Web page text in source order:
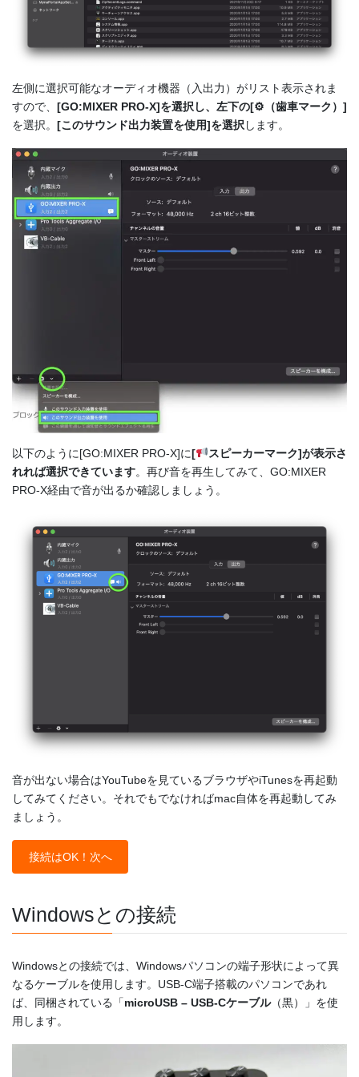
左側に選択可能なオーディオ機器（入出力）がリスト表示されま
すので、 [GO:MIXER PRO-X]を選択し、左下の[⚙（歯車マーク）]
を選択。 [このサウンド出力装置を使用]を選択します。
以下のように[GO:MIXER PRO-X]に[
スピーカーマーク]が表示さ
れれば選択できています。再び音を再生してみて、GO:MIXER
PRO-X経由で音が出るか確認しましょう。
音が出ない場合はYouTubeを見ているブラウザやiTunesを再起動
してみてください。それでもでなければmac自体を再起動してみ
ましょう。
接続はOK！次へ
Windowsとの接続
Windowsとの接続では、Windowsパソコンの端子形状によって異
なるケーブルを使用します。USB-C端子搭載のパソコンであれ
ば、同梱されている「microUSB – USB-Cケーブル（黒）」を使
用します。